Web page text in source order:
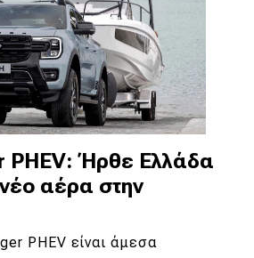
PHEV: Ήρθε Ελλάδα
αέρα στην
PHEV είναι άμεσα